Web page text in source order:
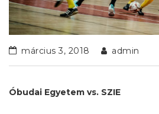
március 3, 2018 admin
Óbudai Egyetem vs. SZIE